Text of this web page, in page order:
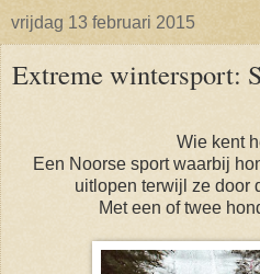
vrijdag 13 februari 2015
Extreme wintersport:
Wie kent
Een Noorse sport waarbij
uitlopen terwijl ze door
Met een of twee